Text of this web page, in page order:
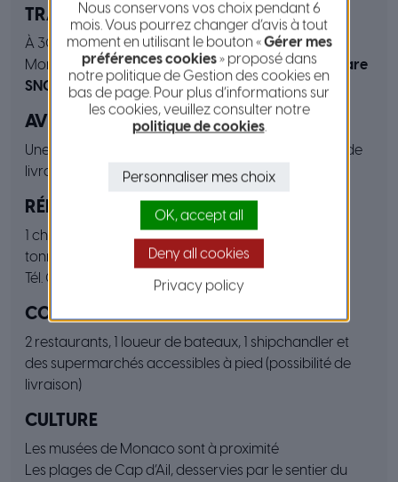
TRANSPORT
À 30 km de l’aéroport de Nice, frontalier avec
Monaco, desservi par lebus N° 100, à 3 km de la
gare
SNCF de Monaco
AVITAILLEMENT
Une station à l’entrée (04 93 35 20 54) et possibilité de
livraison
RÉPARATION NAVALE
1 chantier équipé de moyens de levage jusqu’à 70
tonnes et 4 500 m² d’aire de carénage
Tél. 04 92 10 60 00
COMMERCES
2 restaurants, 1 loueur de bateaux, 1 shipchandler et
des supermarchés accessibles à pied (possibilité de
livraison)
CULTURE
Les musées de Monaco sont à proximité
Les plages de Cap d’Ail, desservies par le sentier du
Nous conservons vos choix pendant 6
mois. Vous pourrez changer d’avis à tout
moment en utilisant le bouton «Gérer mes
préférences cookies» proposé dans
notre politique de Gestion des cookies en
bas de page. Pour plus d’informations sur
les cookies, veuillez consulter notre
politique de cookies.
Personnaliser mes choix
OK, accept all
Deny all cookies
Privacy policy